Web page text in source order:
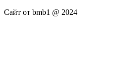
Сайт от bmb1 @ 2024